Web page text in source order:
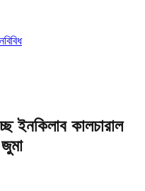
বিবিধ
ইনকিলাব কালচারাল